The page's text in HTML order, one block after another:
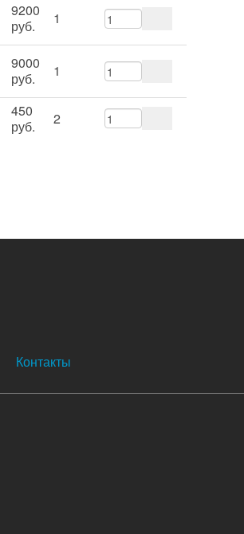
9200
руб.
1
9000
руб.
1
450
руб.
2
Контакты